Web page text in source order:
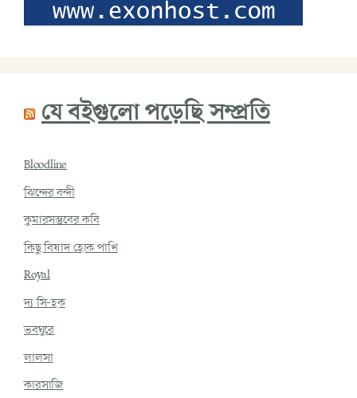
যে বইগুলো পড়েছি সম্প্রতি
Bloodline
ঝিন্দের বন্দী
কুমারসম্ভবের কবি
কিছু বিষাদ হোক পাখি
Royal
দ্য সি-হক
ভবঘুরে
লালসা
কারসাজি